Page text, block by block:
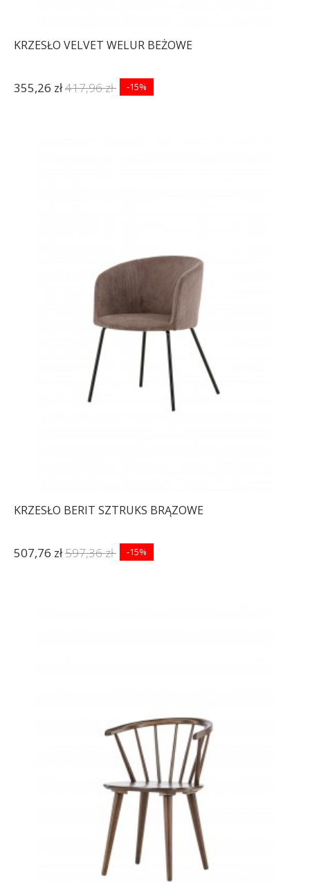
KRZESŁO VELVET WELUR BEŻOWE
355,26 zł417,96 zł -15%
KRZESŁO BERIT SZTRUKS BRĄZOWE
507,76 zł597,36 zł -15%